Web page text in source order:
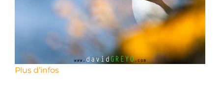
Plus d’infos